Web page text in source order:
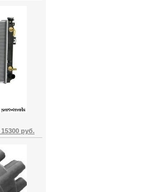
15300 руб.